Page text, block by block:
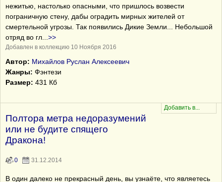
нежитью, настолько опасными, что пришлось возвести
пограничную стену, дабы оградить мирных жителей от
смертельной угрозы. Так появились Дикие Земли... Небольшой
отряд во гл
>>
Добавлен в коллекцию 10 Ноября 2016
Автор: Михайлов Руслан Алексеевич
Жанры: Фэнтези
Размер: 431 Кб
Полтора метра недоразумений
или не будите спящего
Дракона!
0 31.12.2014
В один далеко не прекрасный день, вы узнаёте, что являетесь